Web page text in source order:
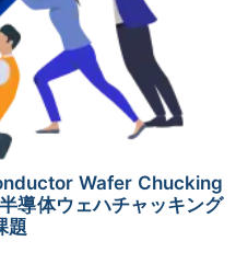
Wafer Chucking
導体ウェハチャッキング
題